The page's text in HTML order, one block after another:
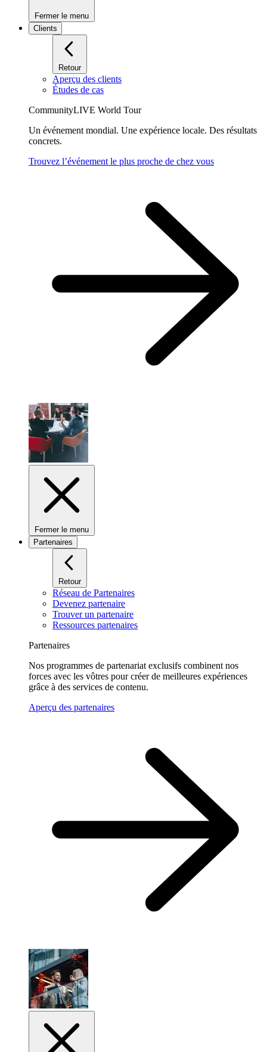
Fermer le menu
Clients
Retour
Aperçu des clients
Études de cas
CommunityLIVE World Tour
Un événement mondial. Une expérience locale. Des résultats
concrets.
Trouvez l’événement le plus proche de chez vous
Fermer le menu
Partenaires
Retour
Réseau de Partenaires
Devenez partenaire
Trouver un partenaire
Ressources partenaires
Partenaires
Nos programmes de partenariat exclusifs combinent nos
forces avec les vôtres pour créer de meilleures expériences
grâce à des services de contenu.
Aperçu des partenaires